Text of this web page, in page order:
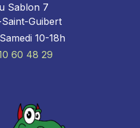
Sablon 7
Guibert
10-18h
60 48 29